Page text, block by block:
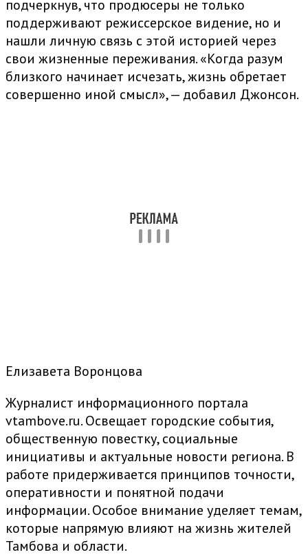
подчеркнув, что продюсеры не только
поддерживают режиссерское видение, но и
нашли личную связь с этой историей через
свои жизненные переживания. «Когда разум
близкого начинает исчезать, жизнь обретает
совершенно иной смысл», — добавил Джонсон.
Елизавета Воронцова
Журналист информационного портала
vtambove.ru. Освещает городские события,
общественную повестку, социальные
инициативы и актуальные новости региона. В
работе придерживается принципов точности,
оперативности и понятной подачи
информации. Особое внимание уделяет темам,
которые напрямую влияют на жизнь жителей
Тамбова и области.